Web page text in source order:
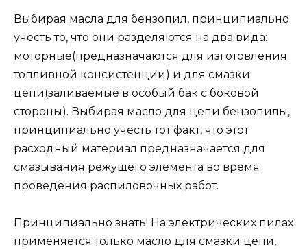
Выбирая масла для бензопил, принципиально
учесть то, что они разделяются на два вида:
моторные(предназначаются для изготовления
топливной консистенции) и для смазки
цепи(заливаемые в особый бак с боковой
стороны). Выбирая масло для цепи бензопилы,
принципиально учесть тот факт, что этот
расходный материал предназначается для
смазывания режущего элемента во время
проведения распиловочных работ.
Принципиально знать! На электрических пилах
применяется только масло для смазки цепи,